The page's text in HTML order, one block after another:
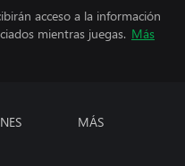
acceso a la información
mientras juegas. Más
MÁS